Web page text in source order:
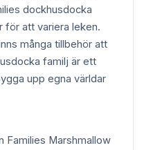
dockhusdocka
för att variera leken.
många tillbehör att
familj är ett
upp egna världar
Families Marshmallow